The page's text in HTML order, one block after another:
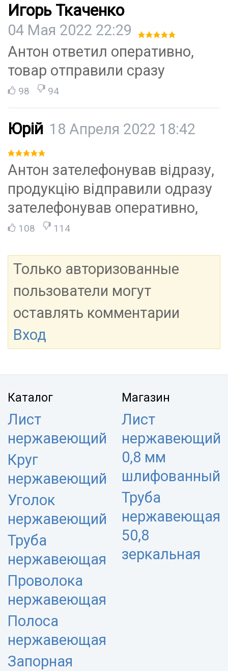
Игорь Ткаченко
04 Мая 2022 22:29
Антон ответил оперативно,
товар отправили сразу
98 94
Юрій 18 Апреля 2022 18:42
Антон зателефонував відразу,
продукцію відправили одразу
зателефонував оперативно,
108 114
Только авторизованные
пользователи могут
оставлять комментарии
Вход
Каталог
Лист
нержавеющий
Круг
нержавеющий
Уголок
нержавеющий
Труба
нержавеющая
Проволока
нержавеющая
Полоса
нержавеющая
Запорная
Магазин
Лист
нержавеющий
0,8 мм
шлифованный
Труба
нержавеющая
50,8
зеркальная